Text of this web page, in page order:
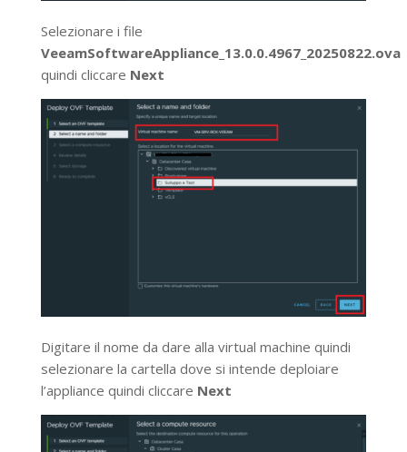
Selezionare i file
VeeamSoftwareAppliance_13.0.0.4967_20250822.ova
quindi cliccare Next
Digitare il nome da dare alla virtual machine quindi
selezionare la cartella dove si intende deploiare
l’appliance quindi cliccare Next